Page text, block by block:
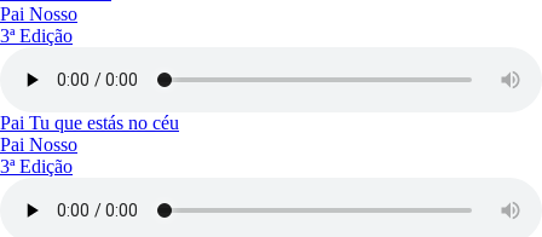
Pai Nosso
3ª Edição
Pai Tu que estás no céu
Pai Nosso
3ª Edição